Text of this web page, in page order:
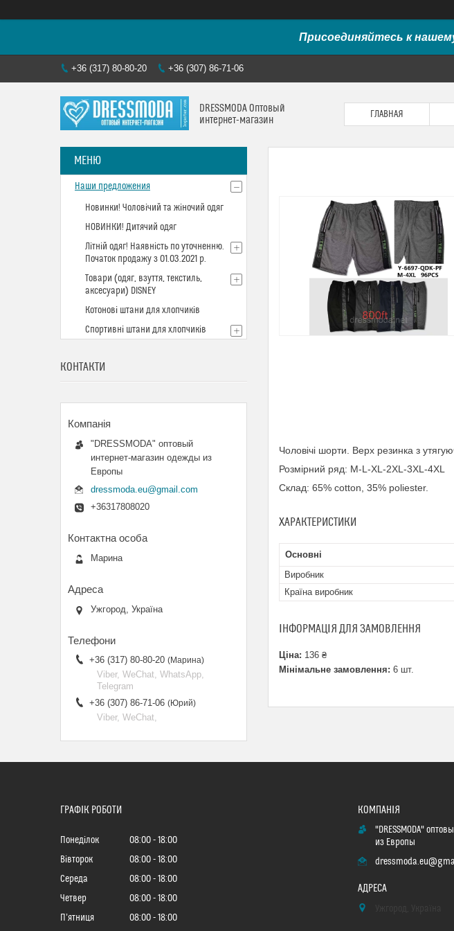
Присоединяйтесь к
+36 (317) 80-80-20 +36 (307) 86-71-06
DRESSMODA Оптовый
интернет-магазин
ГЛАВНАЯ
Чоловічі шорти. Bерх резинка з
Розмірний ряд: M-L-XL-2XL-3XL-4XL
Склад: 65% cotton, 35% poliester.
ХАРАКТЕРИСТИКИ
Основні
Виробник
Країна виробник
ІНФОРМАЦІЯ ДЛЯ ЗАМОВЛЕННЯ
Ціна: 136 ₴
Мінімальне замовлення: 6 шт.
Наши предложения
Новинки! Чоловічий та жіночий одяг
НОВИНКИ! Дитячий одяг
Літній одяг! Наявність по уточненню.
Початок продажу з 01.03.2021 р.
Товари (одяг, взуття, текстиль,
аксесуари) DISNEY
Котонові штани для хлопчиків
Спортивні штани для хлопчиків
КОНТАКТИ
"DRESSMODA" оптовый
интернет-магазин одежды из
Европы
dressmoda.eu@gmail.com
+36317808020
Марина
Ужгород, Україна
+36 (317) 80-80-20 Марина
Viber, WeChat, WhatsApp,
Telegram
+36 (307) 86-71-06
Юрий
Viber, WeChat,
ГРАФІК РОБОТИ
Понеділок 08:00
18:00
Вівторок
08:00
18:00
Середа
08:00
18:00
Четвер
08:00
18:00
Пʼятниця
08:00 18:00
"DRESSMODA"
из Европы